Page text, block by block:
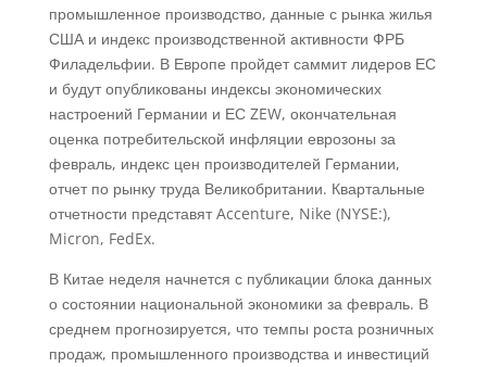
промышленное производство, данные с рынка жилья
США и индекс производственной активности ФРБ
Филадельфии. В Европе пройдет саммит лидеров ЕС
и будут опубликованы индексы экономических
настроений Германии и ЕС ZEW, окончательная
оценка потребительской инфляции еврозоны за
февраль, индекс цен производителей Германии,
отчет по рынку труда Великобритании. Квартальные
отчетности представят Accenture, Nike (NYSE:),
Micron, FedEx.
В Китае неделя начнется с публикации блока данных
о состоянии национальной экономики за февраль. В
среднем прогнозируется, что темпы роста розничных
продаж, промышленного производства и инвестиций